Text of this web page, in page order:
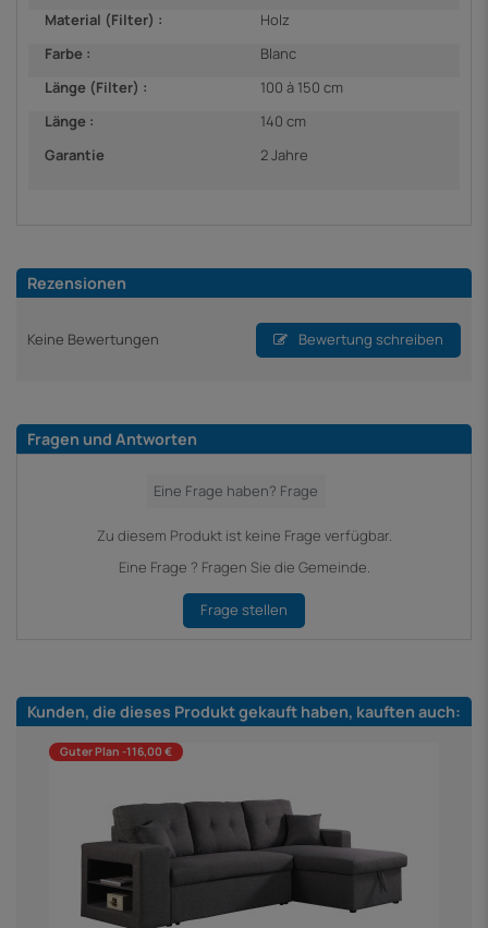
Material (Filter) :
Holz
Farbe :
Blanc
Länge (Filter) :
100 à 150 cm
Länge :
140 cm
Garantie
2 Jahre
Rezensionen
Keine Bewertungen Bewertung schreiben
Fragen und Antworten
Zu diesem Produkt ist keine Frage verfügbar.
Eine Frage ? Fragen Sie die Gemeinde.
Frage stellen
Kunden, die dieses Produkt gekauft haben, kauften auch:
Guter Plan -116,00 €